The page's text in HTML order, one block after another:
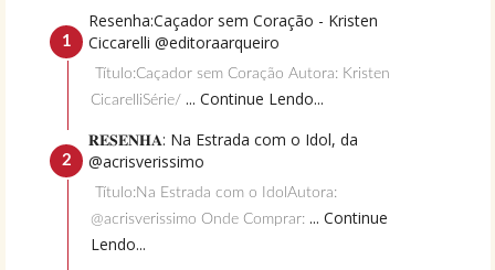
Resenha:Caçador sem Coração - Kristen
Ciccarelli @editoraarqueiro
Título:Caçador sem Coração Autora: Kristen
CicarelliSérie/ ... Continue Lendo...
𝐑𝐄𝐒𝐄𝐍𝐇𝐀: Na Estrada com o Idol, da
@acrisverissimo
Título:Na Estrada com o IdolAutora:
@acrisverissimo Onde Comprar: ... Continue
Lendo...